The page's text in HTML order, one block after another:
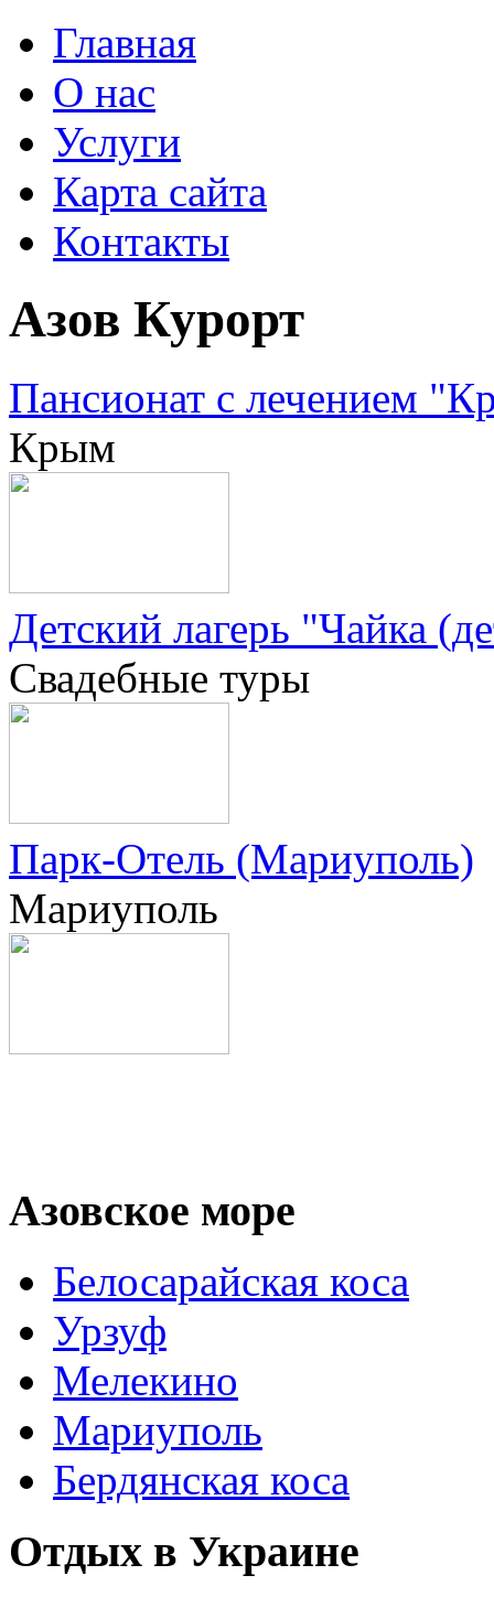
Главная
О нас
Услуги
Карта сайта
Контакты
Азов Курорт
Пансионат с лечением
Крым
Детский лагерь "Чайка
Свадебные туры
Парк-Отель (Мариуполь)
Мариуполь
Азовское море
Белосарайская коса
Урзуф
Мелекино
Мариуполь
Бердянская коса
Отдых в Украине